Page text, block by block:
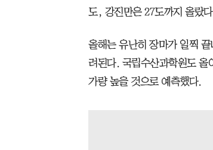
도, 강진만은 27도까지 올랐
올해는 유난히 장마가 일찍
려된다. 국립수산과학원도 올
가량 높을 것으로 예측했다.